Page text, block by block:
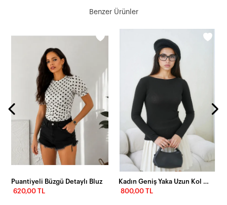
Benzer Ürünler
Puantiyeli Büzgü Detaylı Bluz
620,00 TL
Kadın Geniş Yaka Uzun Kol Lycralı Penye Bluz
800,00 TL